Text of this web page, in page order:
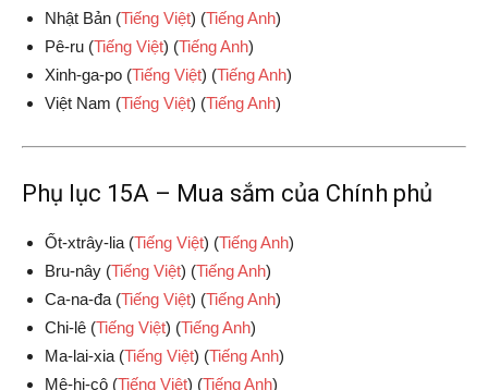
Nhật Bản (Tiếng Việt) (Tiếng Anh)
Pê-ru (Tiếng Việt) (Tiếng Anh)
Xinh-ga-po (Tiếng Việt) (Tiếng Anh)
Việt Nam (Tiếng Việt) (Tiếng Anh)
Phụ lục 15A – Mua sắm của Chính phủ
Ốt-xtrây-lia (Tiếng Việt) (Tiếng Anh)
Bru-nây (Tiếng Việt) (Tiếng Anh)
Ca-na-đa (Tiếng Việt) (Tiếng Anh)
Chi-lê (Tiếng Việt) (Tiếng Anh)
Ma-lai-xia (Tiếng Việt) (Tiếng Anh)
Mê-hi-cô (Tiếng Việt) (Tiếng Anh)